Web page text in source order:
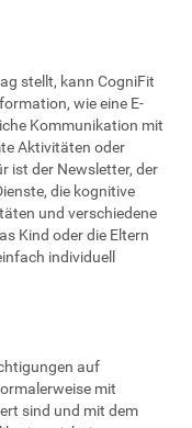
stellt, kann CogniFit
wie eine E-
Kommunikation mit
Aktivitäten oder
ist der Newsletter, der
die kognitive
und verschiedene
Kind oder die Eltern
individuell
auf
mit
sind und mit dem